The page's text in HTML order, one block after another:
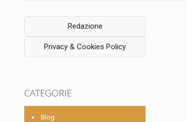
Redazione
Privacy & Cookies Policy
CATEGORIE
Blog